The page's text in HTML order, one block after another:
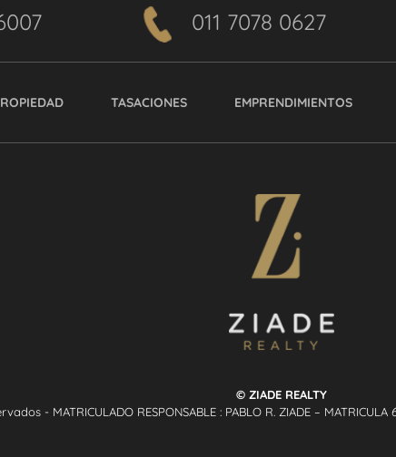
011 7078 0627
TASACIONES EMPRENDIMIENTOS
© ZIADE REALTY
- MATRICULADO RESPONSABLE : PABLO R. ZIADE –